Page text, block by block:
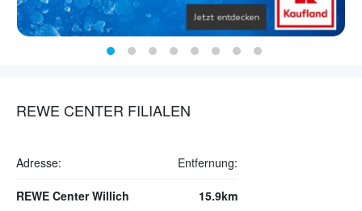
REWE CENTER FILIALEN
Adresse: Entfernung:
REWE Center Willich 15.9km